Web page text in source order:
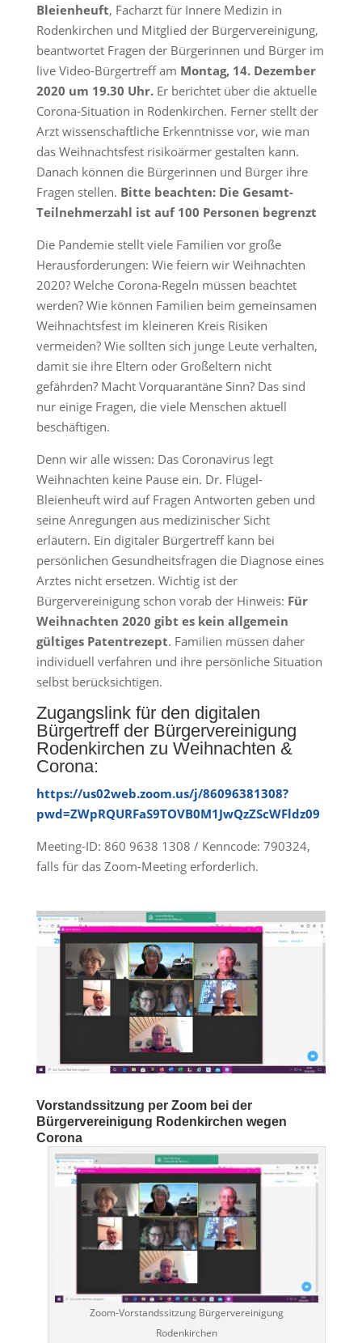
Bleienheuft, Facharzt für Innere Medizin in
Rodenkirchen und Mitglied der Bürgervereinigung,
beantwortet Fragen der Bürgerinnen und Bürger im
live Video-Bürgertreff am Montag, 14. Dezember
2020 um 19.30 Uhr. Er berichtet über die aktuelle
Corona-Situation in Rodenkirchen. Ferner stellt der
Arzt wissenschaftliche Erkenntnisse vor, wie man
das Weihnachtsfest risikoärmer gestalten kann.
Danach können die Bürgerinnen und Bürger ihre
Fragen stellen. Bitte beachten: Die Gesamt-
Teilnehmerzahl ist auf 100 Personen begrenzt
Die Pandemie stellt viele Familien vor große
Herausforderungen: Wie feiern wir Weihnachten
2020? Welche Corona-Regeln müssen beachtet
werden? Wie können Familien beim gemeinsamen
Weihnachtsfest im kleineren Kreis Risiken
vermeiden? Wie sollten sich junge Leute verhalten,
damit sie ihre Eltern oder Großeltern nicht
gefährden? Macht Vorquarantäne Sinn? Das sind
nur einige Fragen, die viele Menschen aktuell
beschäftigen.
Denn wir alle wissen: Das Coronavirus legt
Weihnachten keine Pause ein. Dr. Flügel-
Bleienheuft wird auf Fragen Antworten geben und
seine Anregungen aus medizinischer Sicht
erläutern. Ein digitaler Bürgertreff kann bei
persönlichen Gesundheitsfragen die Diagnose eines
Arztes nicht ersetzen. Wichtig ist der
Bürgervereinigung schon vorab der Hinweis: Für
Weihnachten 2020 gibt es kein allgemein
gültiges Patentrezept. Familien müssen daher
individuell verfahren und ihre persönliche Situation
selbst berücksichtigen.
Zugangslink für den digitalen
Bürgertreff der Bürgervereinigung
Rodenkirchen zu Weihnachten &
Corona:
https://us02web.zoom.us/j/86096381308?
pwd=ZWpRQURFaS9TOVB0M1JwQzZScWFldz09
Meeting-ID: 860 9638 1308 / Kenncode: 790324,
falls für das Zoom-Meeting erforderlich.
Vorstandssitzung per Zoom bei der
Bürgervereinigung Rodenkirchen wegen
Corona
Zoom-Vorstandssitzung Bürgervereinigung
Rodenkirchen